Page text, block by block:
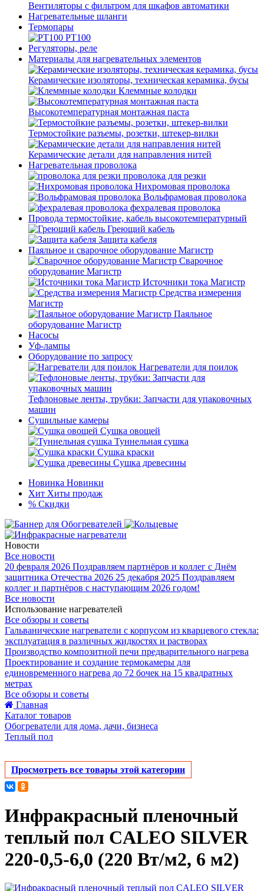
Вентиляторы с фильтром для шкафов автоматики
Нагревательные шланги
Термопары
PT100
Регуляторы, реле
Материалы для нагревательных элементов
Керамические изоляторы, техническая керамика, бусы
Клеммные колодки
Высокотемпературная монтажная паста
Термостойкие разъемы, розетки, штекер-вилки
Керамические детали для направления нитей
Нагревательная проволока
проволока для резки
Нихромовая проволока
Вольфрамовая проволока
фехралевая проволока
Провода термостойкие, кабель высокотемпературный
Греющий кабель
Защита кабеля
Паяльное и сварочное оборудование Магистр
Сварочное
оборудование Магистр
Источники тока Магистр
Средства измерения
Магистр
Паяльное
оборудование Магистр
Насосы
Уф-лампы
Оборудование по запросу
Нагреватели для поилок
Тефлоновые ленты, трубки: Запчасти для упаковочных
машин
Сушильные камеры
Сушка овощей
Туннельная сушка
Сушка краски
Сушка древесины
Новинка Новинки
Хит Хиты продаж
% Скидки
Новости
Все новости
20 февраля 2026 Поздравляем партнёров и коллег с Днём
защитника Отечества 2026 25 декабря 2025 Поздравляем
коллег и партнёров с наступающим 2026 годом!
Все новости
Использование нагревателей
Все обзоры и советы
Гальванические нагреватели с корпусом из кварцевого стекла:
эксплуатация в различных жидкостях и растворах
Производство композитной печи предварительного нагрева
Проектирование и создание термокамеры для
единовременного нагрева до 72 бочек на 15 квадратных
метрах
Все обзоры и советы
Главная
Каталог товаров
Обогреватели для дома, дачи, бизнеса
Теплый пол
Просмотреть все товары этой категории
Инфракрасный пленочный
теплый пол CALEO SILVER
220-0,5-6,0 (220 Вт/м2, 6 м2)